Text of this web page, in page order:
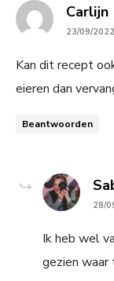
Carlijn
23/09/
Kan dit recept
eieren dan
Beantwoorden
28/
Ik heb wel
gezien waar